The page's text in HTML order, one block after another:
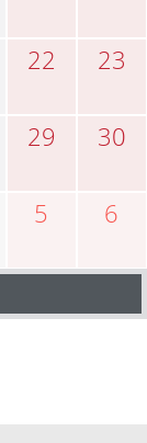
22 23
29 30
5 6